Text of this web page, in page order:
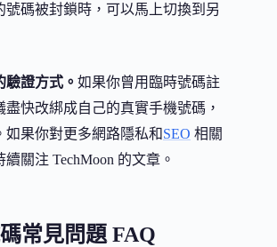
號碼被封鎖時，可以馬上切換到另
驗證方式。 如果你曾用臨時號碼註
快改綁成自己的真實手機號碼，
如果你對更多網路隱私和SEO 相關
關注 TechMoon 的文章。
常見問題 FAQ